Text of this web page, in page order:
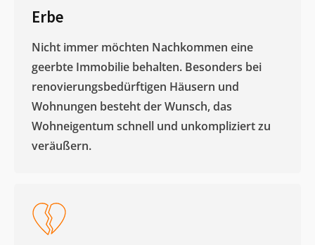
Erbe
Nicht immer möchten Nachkommen eine
geerbte Immobilie behalten. Besonders bei
renovierungsbedürftigen Häusern und
Wohnungen besteht der Wunsch, das
Wohneigentum schnell und unkompliziert zu
veräußern. ​